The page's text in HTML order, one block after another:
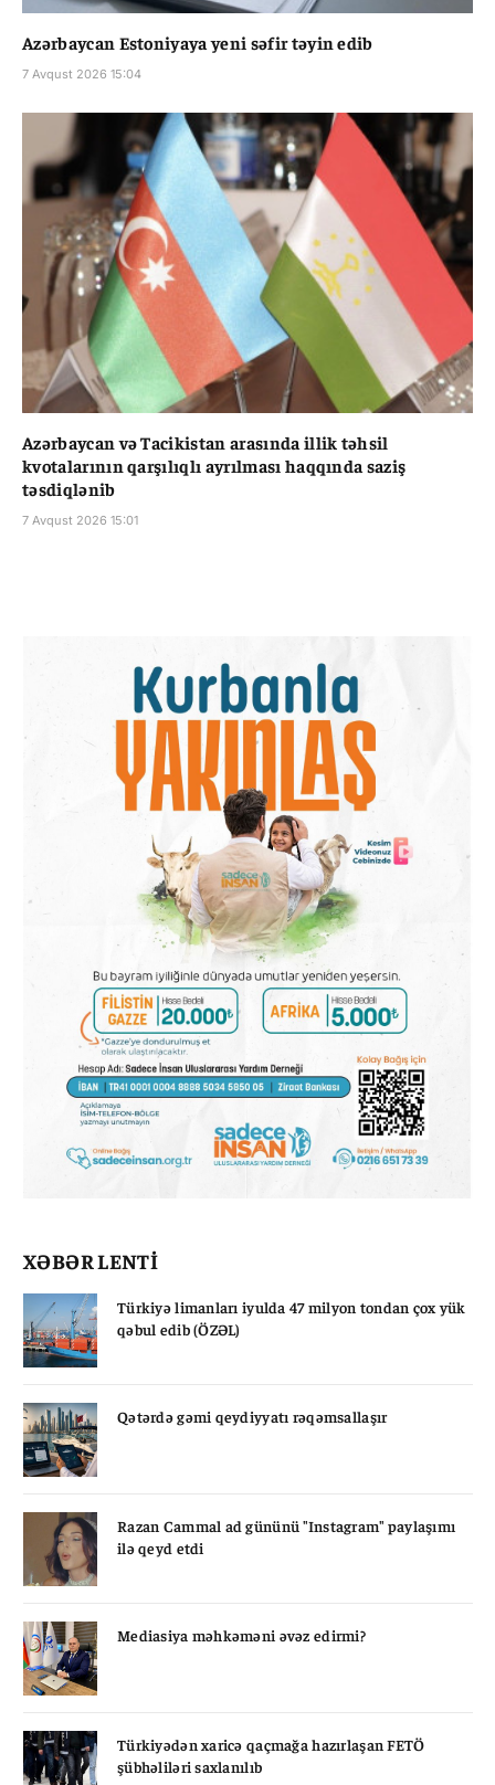
Azərbaycan Estoniyaya yeni səfir təyin edib
7 Avqust 2026 15:04
Azərbaycan və Tacikistan arasında illik təhsil
kvotalarının qarşılıqlı ayrılması haqqında saziş
təsdiqlənib
7 Avqust 2026 15:01
XƏBƏR LENTİ
Türkiyə limanları iyulda 47 milyon tondan çox yük
qəbul edib (ÖZƏL)
Qətərdə gəmi qeydiyyatı rəqəmsallaşır
Razan Cammal ad gününü "Instagram" paylaşımı
ilə qeyd etdi
Mediasiya məhkəməni əvəz edirmi?
Türkiyədən xaricə qaçmağa hazırlaşan FETÖ
şübhəliləri saxlanılıb